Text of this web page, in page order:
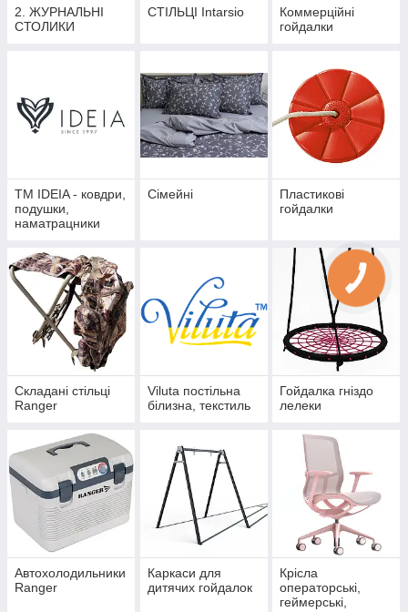
2. ЖУРНАЛЬНІ
СТОЛИКИ
СТІЛЬЦІ Intarsio
Коммерційні
гойдалки
ТМ IDEIA - ковдри,
подушки,
наматрацники
Сімейні
Пластикові
гойдалки
Складані стільці
Ranger
Viluta постільна
білизна, текстиль
Гойдалка гніздо
лелеки
Автохолодильники
Ranger
Каркаси для
дитячих гойдалок
Крісла
операторські,
геймерські,